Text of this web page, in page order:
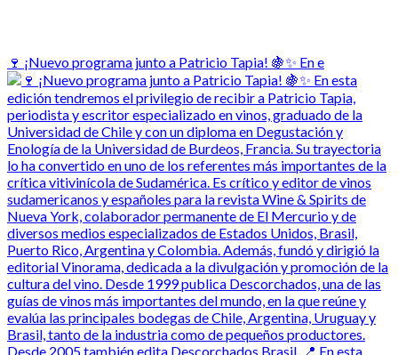
🍷 ¡Nuevo programa junto a Patricio Tapia! 🍇✨ En e